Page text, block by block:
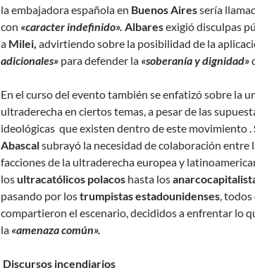
la embajadora española en Buenos Airessería
con «caracter indefinido». Albaresexigió disculpas
a Milei, advirtiendo sobre la posibilidad de la
adicionales» para defender la «soberanía y dignidad»
En el curso del evento también se enfatizó sobre la
ultraderecha en ciertos temas, a pesar de las
ideológicas que existen dentro de este movimiento .
Abascalsubrayó la necesidad de colaboración entre
facciones de la ultraderecha europea y
losultracatólicos polacos hasta los
pasando por lostrumpistas estadounidenses, todos
compartieron el escenario, decididos a enfrentar lo
la «amenaza común».
Discursos incendiarios